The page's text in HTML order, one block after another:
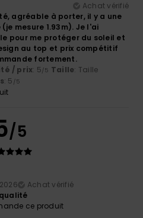
Achat vérifié
agréable à porter, il y a une
mesure 1.93m). Je l'ai
pour me protéger du soleil et
au top et prix compétitif
fortement.
/ prix: 5/5 Taille: Taille
: 5 /5
/5
Achat vérifié
ce produit